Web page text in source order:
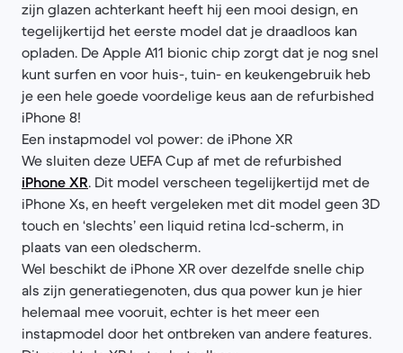
zijn glazen achterkant heeft hij een mooi design, en
tegelijkertijd het eerste model dat je draadloos kan
opladen. De Apple A11 bionic chip zorgt dat je nog snel
kunt surfen en voor huis-, tuin- en keukengebruik heb
je een hele goede voordelige keus aan de refurbished
iPhone 8!
Een instapmodel vol power: de iPhone XR
We sluiten deze UEFA Cup af met de refurbished
iPhone XR. Dit model verscheen tegelijkertijd met de
iPhone Xs, en heeft vergeleken met dit model geen 3D
touch en ‘slechts’ een liquid retina lcd-scherm, in
plaats van een oledscherm.
Wel beschikt de iPhone XR over dezelfde snelle chip
als zijn generatiegenoten, dus qua power kun je hier
helemaal mee vooruit, echter is het meer een
instapmodel door het ontbreken van andere features.